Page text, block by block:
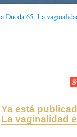
Duoda 65. La
Ya está
La vaginalidad